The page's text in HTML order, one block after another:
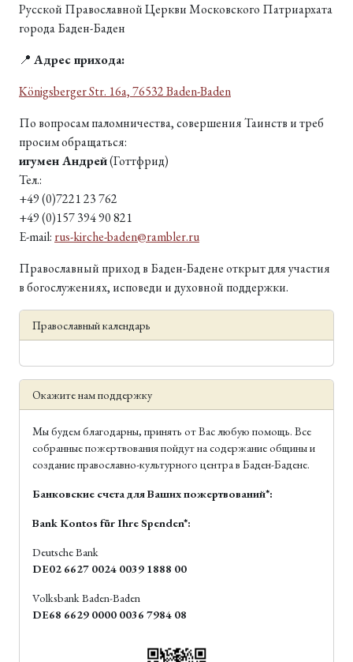
Русской Православной Церкви Московского Патриархата
города Баден-Баден
📍 Адрес прихода:
Königsberger Str. 16a, 76532 Baden-Baden
По вопросам паломничества, совершения Таинств и треб
просим обращаться:
игумен Андрей(Готтфрид)
Тел.:
+49 (0)7221 23 762
+49 (0)157 394 90 821
E-mail: rus-kirche-baden@rambler.ru
Православный приход в Баден-Бадене открыт для участия
в богослужениях, исповеди и духовной поддержки.
Православный календарь
Окажите нам поддержку
Мы будем благодарны, принять от Вас любую помощь. Все
собранные пожертвования пойдут на содержание общины и
создание православно-культурного центра в Баден-Бадене.
Банковские счета для Ваших пожертвований*:
Bank Kontos für Ihre Spenden*:
Deutsche Bank
DE02 6627 0024 0039 1888 00
Volksbank Baden-Baden
DE68 6629 0000 0036 7984 08